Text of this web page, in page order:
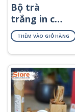
Bộ trà
trắng in chữ
Bát Tràng
viền kim
ATK-07
THÊM VÀO GIỎ HÀNG